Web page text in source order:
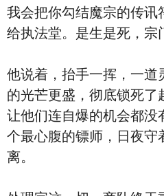
我会把你勾结魔宗的传讯
给执法堂。是生是死，宗
他说着，抬手一挥，一道
的光芒更盛，彻底锁死了
让他们连自爆的机会都没
个最心腹的镖师，日夜守
离。